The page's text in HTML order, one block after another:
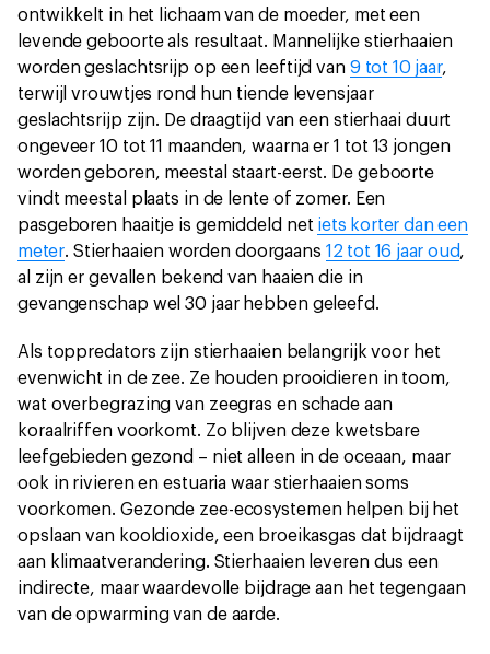
ontwikkelt in het lichaam van de moeder, met een
levende geboorte als resultaat. Mannelijke stierhaaien
worden geslachtsrijp op een leeftijd van 9 tot 10 jaar,
terwijl vrouwtjes rond hun tiende levensjaar
geslachtsrijp zijn. De draagtijd van een stierhaai duurt
ongeveer 10 tot 11 maanden, waarna er 1 tot 13 jongen
worden geboren, meestal staart-eerst. De geboorte
vindt meestal plaats in de lente of zomer. Een
pasgeboren haaitje is gemiddeld net iets korter dan een
meter. Stierhaaien worden doorgaans 12 tot 16 jaar oud,
al zijn er gevallen bekend van haaien die in
gevangenschap wel 30 jaar hebben geleefd.
Als toppredators zijn stierhaaien belangrijk voor het
evenwicht in de zee. Ze houden prooidieren in toom,
wat overbegrazing van zeegras en schade aan
koraalriffen voorkomt. Zo blijven deze kwetsbare
leefgebieden gezond – niet alleen in de oceaan, maar
ook in rivieren en estuaria waar stierhaaien soms
voorkomen. Gezonde zee-ecosystemen helpen bij het
opslaan van kooldioxide, een broeikasgas dat bijdraagt
aan klimaatverandering. Stierhaaien leveren dus een
indirecte, maar waardevolle bijdrage aan het tegengaan
van de opwarming van de aarde.